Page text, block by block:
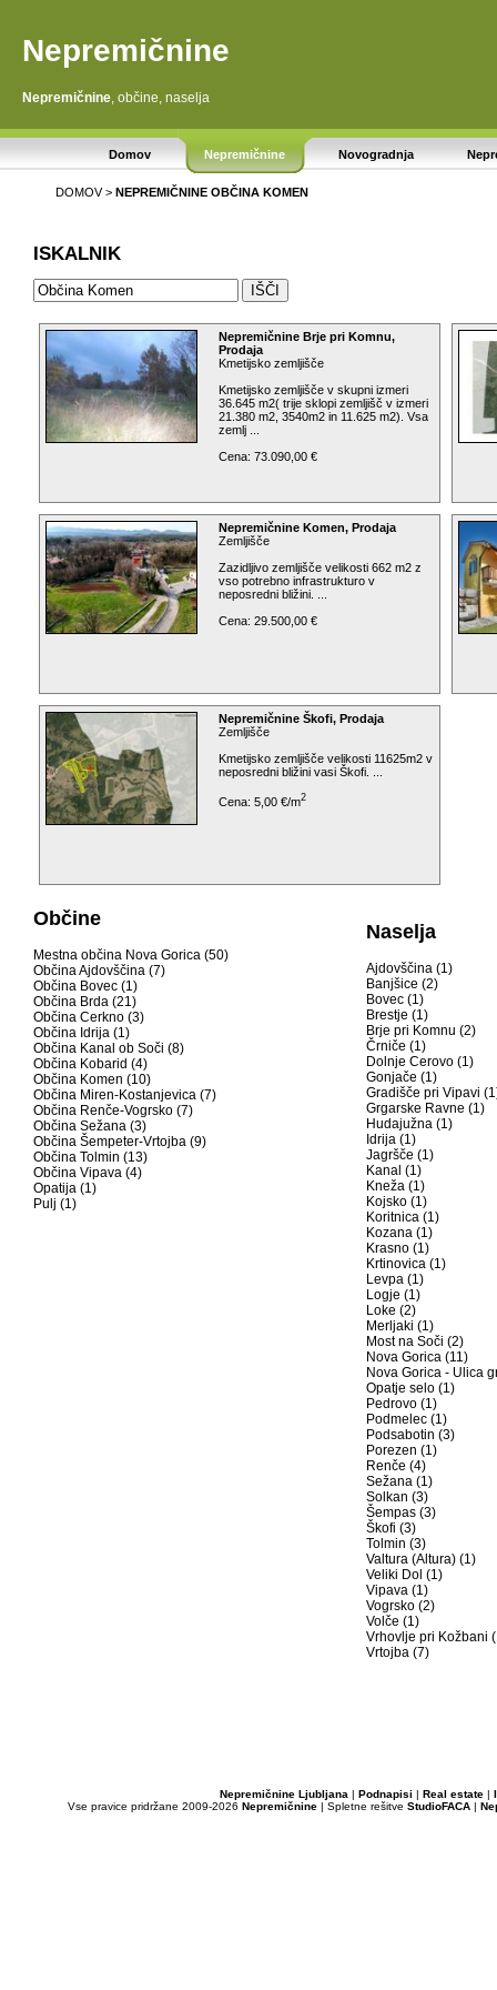
Nepremičnine
Nepremičnine , občine, naselja
Domov Nepremičnine Novogradnja
DOMOV> NEPREMIČNINE OBČINA KOMEN
ISKALNIK
Nepremičnine Brje pri Komnu,
Prodaja
Kmetijsko zemljišče
Kmetijsko zemljišče v skupni izmeri
36.645 m2( trije sklopi zemljišč v izmeri
21.380 m2, 3540m2 in 11.625 m2). Vsa
zemlj ...
Cena: 73.090,00 €
Nepremičnine Komen, Prodaja
Zemljišče
Zazidljivo zemljišče velikosti 662 m2 z
vso potrebno infrastrukturo v
neposredni bližini. ...
Cena: 29.500,00 €
Nepremičnine Škofi, Prodaja
Zemljišče
Kmetijsko zemljišče velikosti 11625m2 v
neposredni bližini vasi Škofi. ...
Cena: 5,00 €/m2
Občine
Mestna občina Nova Gorica (50)
Občina Ajdovščina (7)
Občina Bovec (1)
Občina Brda (21)
Občina Cerkno (3)
Občina Idrija (1)
Občina Kanal ob Soči (8)
Občina Kobarid (4)
Občina Komen (10)
Občina Miren-Kostanjevica (7)
Občina Renče-Vogrsko (7)
Občina Sežana (3)
Občina Šempeter-Vrtojba (9)
Občina Tolmin (13)
Občina Vipava (4)
Opatija (1)
Pulj (1)
Naselja
Ajdovščina (1)
Banjšice (2)
Bovec (1)
Brestje (1)
Brje pri Komnu (2)
Črniče (1)
Dolnje Cerovo (1)
Gonjače (1)
Gradišče pri Vipavi
Grgarske Ravne (1)
Hudajužna (1)
Idrija (1)
Jagršče (1)
Kanal (1)
Kneža (1)
Kojsko (1)
Koritnica (1)
Kozana (1)
Krasno (1)
Krtinovica (1)
Levpa (1)
Logje (1)
Loke (2)
Merljaki (1)
Most na Soči (2)
Nova Gorica (11)
Nova Gorica - Ulica
Opatje selo (1)
Pedrovo (1)
Podmelec (1)
Podsabotin (3)
Porezen (1)
Renče (4)
Sežana (1)
Solkan (3)
Šempas (3)
Škofi (3)
Tolmin (3)
Valtura (Altura) (1)
Veliki Dol (1)
Vipava (1)
Vogrsko (2)
Volče (1)
Vrhovlje pri Kožbani
Vrtojba (7)
Nepremičnine Ljubljana | Podnapisi | Real estate|
Vse pravice pridržane 2009-2026 Nepremičnine | Spletne rešitve StudioFACA |